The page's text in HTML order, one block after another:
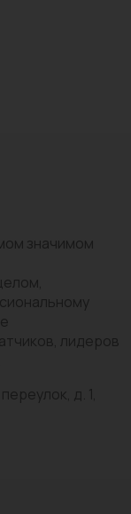
значимом
лидеров
д. 1,